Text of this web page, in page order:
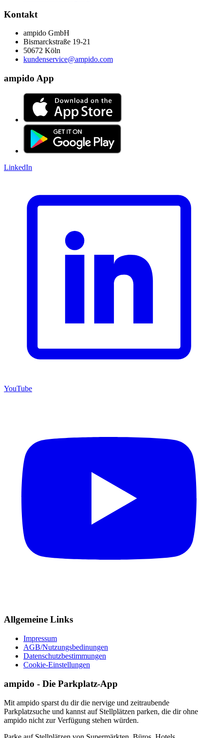
Kontakt
ampido GmbH
Bismarckstraße 19-21
50672 Köln
kundenservice@ampido.com
ampido App
LinkedIn
YouTube
Allgemeine Links
Impressum
AGB/Nutzungsbedinungen
Datenschutzbestimmungen
Cookie-Einstellungen
ampido - Die Parkplatz-App
Mit ampido sparst du dir die nervige und zeitraubende
Parkplatzsuche und kannst auf Stellplätzen parken, die dir ohne
ampido nicht zur Verfügung stehen würden.